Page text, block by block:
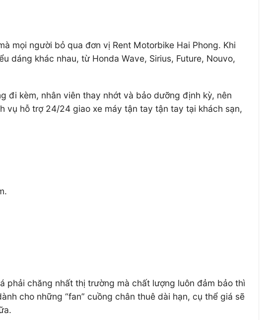
mọi người bỏ qua đơn vị Rent Motorbike Hai Phong. Khi
dáng khác nhau, từ Honda Wave, Sirius, Future, Nouvo,
đi kèm, nhân viên thay nhớt và bảo dưỡng định kỳ, nên
vụ hỗ trợ 24/24 giao xe máy tận tay tận tay tại khách sạn,
phải chăng nhất thị trường mà chất lượng luôn đảm bảo thì
cho những “fan” cuồng chân thuê dài hạn, cụ thể giá sẽ